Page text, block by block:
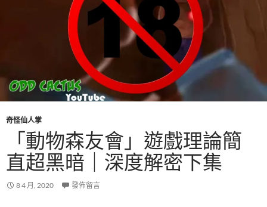
奇怪仙人掌
「動物森友會」遊戲理論簡
直超黑暗｜深度解密下集
8 4 月, 2020 發佈留言